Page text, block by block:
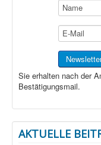
Sie erhalten nach der
Bestätigungsmail.
AKTUELLE